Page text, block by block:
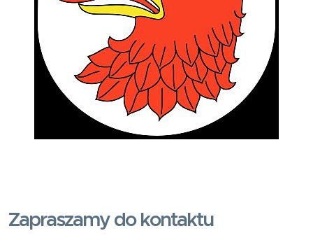
Zapraszamy do kontaktu